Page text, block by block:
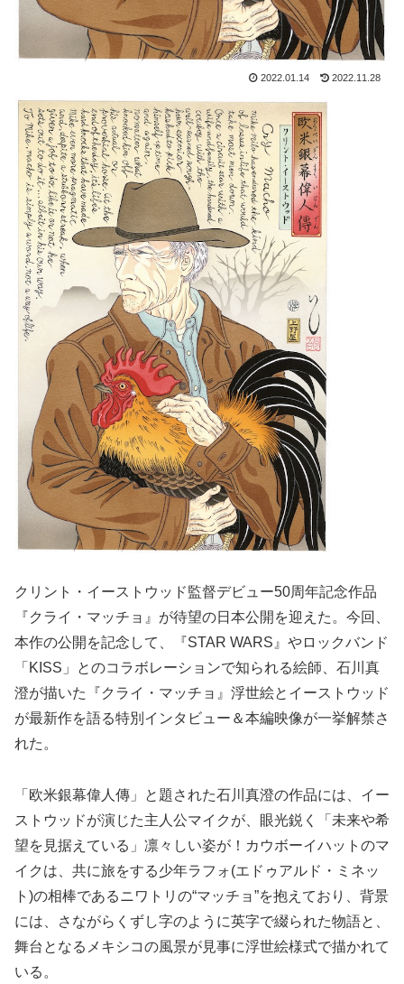
2022.01.14 2022.11.28
クリント・イーストウッド監督デビュー50周年記念作品
『クライ・マッチョ』が待望の日本公開を迎えた。今回、
本作の公開を記念して、『STAR WARS』やロックバンド
「KISS」とのコラボレーションで知られる絵師、石川真
澄が描いた『クライ・マッチョ』浮世絵とイーストウッド
が最新作を語る特別インタビュー＆本編映像が一挙解禁さ
れた。
「欧米銀幕偉人傳」と題された石川真澄の作品には、イー
ストウッドが演じた主人公マイクが、眼光鋭く「未来や希
望を見据えている」凛々しい姿が！カウボーイハットのマ
イクは、共に旅をする少年ラフォ(エドゥアルド・ミネッ
ト)の相棒であるニワトリの“マッチョ”を抱えており、背景
には、さながらくずし字のように英字で綴られた物語と、
舞台となるメキシコの風景が見事に浮世絵様式で描かれて
いる。